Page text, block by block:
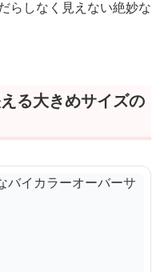
らしなく見えない絶妙な
る大きめサイズの